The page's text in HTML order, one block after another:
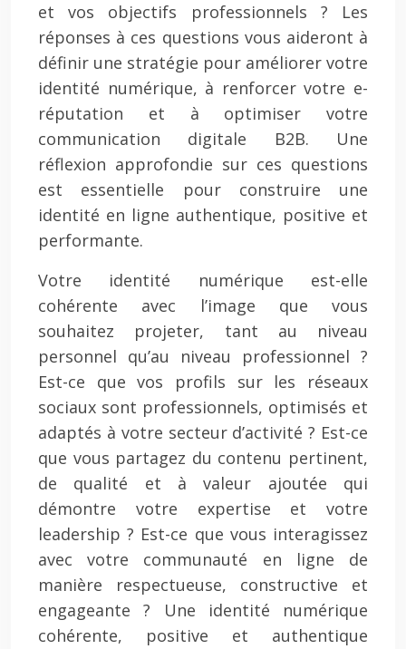
et vos objectifs professionnels ? Les
réponses à ces questions vous aideront à
définir une stratégie pour améliorer votre
identité numérique, à renforcer votre e-
réputation et à optimiser votre
communication digitale B2B. Une
réflexion approfondie sur ces questions
est essentielle pour construire une
identité en ligne authentique, positive et
performante.
Votre identité numérique est-elle
cohérente avec l’image que vous
souhaitez projeter, tant au niveau
personnel qu’au niveau professionnel ?
Est-ce que vos profils sur les réseaux
sociaux sont professionnels, optimisés et
adaptés à votre secteur d’activité ? Est-ce
que vous partagez du contenu pertinent,
de qualité et à valeur ajoutée qui
démontre votre expertise et votre
leadership ? Est-ce que vous interagissez
avec votre communauté en ligne de
manière respectueuse, constructive et
engageante ? Une identité numérique
cohérente, positive et authentique